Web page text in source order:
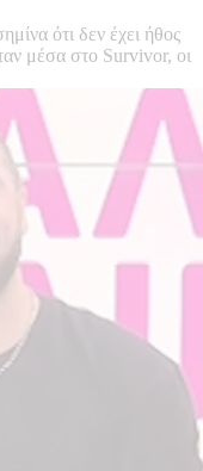
ότι δεν έχει ήθος
μέσα στο Survivor, οι